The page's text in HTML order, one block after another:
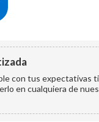
con tus expectativas
en cualquiera de